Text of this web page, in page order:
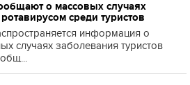
о массовых случаях
среди туристов
информация о
случаях заболевания туристов